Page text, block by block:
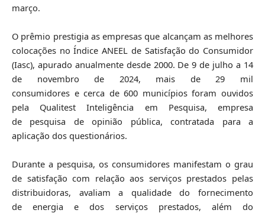
março.
O prêmio prestigia as empresas que alcançam as melhores
colocações no Índice ANEEL de Satisfação do Consumidor
(Iasc), apurado anualmente desde 2000. De 9 de julho a 14
de novembro de 2024, mais de 29 mil
consumidores e cerca de 600 municípios foram ouvidos
pela Qualitest Inteligência em Pesquisa, empresa
de pesquisa de opinião pública, contratada para a
aplicação dos questionários.
Durante a pesquisa, os consumidores manifestam o grau
de satisfação com relação aos serviços prestados pelas
distribuidoras, avaliam a qualidade do fornecimento
de energia e dos serviços prestados, além do